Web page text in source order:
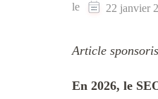
le 22 janvier
Article
En 2026, le